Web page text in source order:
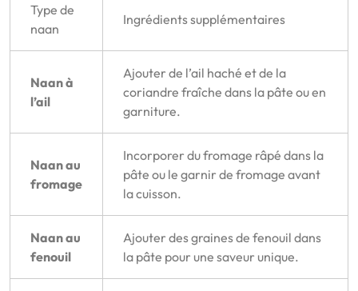
Type de
naan
Ingrédients supplémentaires
Naan à
l’ail
Ajouter de l’ail haché et de la
coriandre fraîche dans la pâte ou en
garniture.
Naan au
fromage
Incorporer du fromage râpé dans la
pâte ou le garnir de fromage avant
la cuisson.
Naan au
fenouil
Ajouter des graines de fenouil dans
la pâte pour une saveur unique.